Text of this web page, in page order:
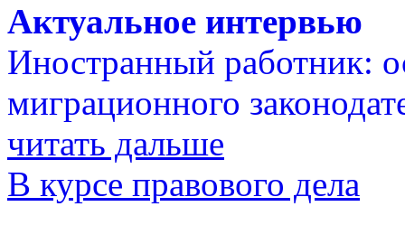
Актуальное интервью
Иностранный работник:
миграционного
читать дальше
В курсе правового дела